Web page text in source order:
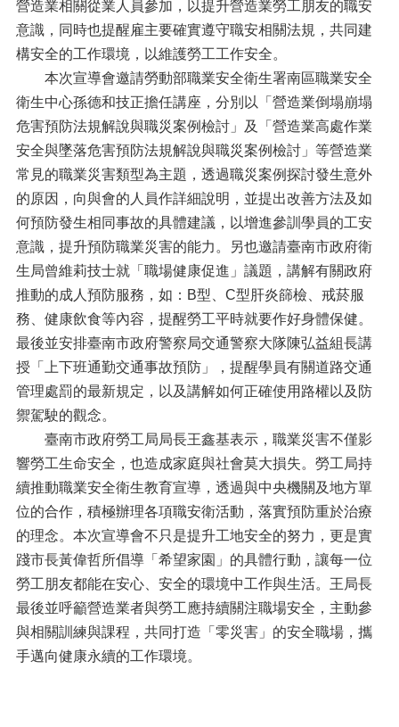
營造業相關從業人員參加，以提升營造業勞工朋友的職安
意識，同時也提醒雇主要確實遵守職安相關法規，共同建
構安全的工作環境，以維護勞工工作安全。
本次宣導會邀請勞動部職業安全衛生署南區職業安全
衛生中心孫德和技正擔任講座，分別以「營造業倒塌崩塌
危害預防法規解說與職災案例檢討」及「營造業高處作業
安全與墜落危害預防法規解說與職災案例檢討」等營造業
常見的職業災害類型為主題，透過職災案例探討發生意外
的原因，向與會的人員作詳細說明，並提出改善方法及如
何預防發生相同事故的具體建議，以增進參訓學員的工安
意識，提升預防職業災害的能力。另也邀請臺南市政府衛
生局曾維莉技士就「職場健康促進」議題，講解有關政府
推動的成人預防服務，如：B型、C型肝炎篩檢、戒菸服
務、健康飲食等內容，提醒勞工平時就要作好身體保健。
最後並安排臺南市政府警察局交通警察大隊陳弘益組長講
授「上下班通勤交通事故預防」，提醒學員有關道路交通
管理處罰的最新規定，以及講解如何正確使用路權以及防
禦駕駛的觀念。
臺南市政府勞工局局長王鑫基表示，職業災害不僅影
響勞工生命安全，也造成家庭與社會莫大損失。勞工局持
續推動職業安全衛生教育宣導，透過與中央機關及地方單
位的合作，積極辦理各項職安衛活動，落實預防重於治療
的理念。本次宣導會不只是提升工地安全的努力，更是實
踐市長黃偉哲所倡導「希望家園」的具體行動，讓每一位
勞工朋友都能在安心、安全的環境中工作與生活。王局長
最後並呼籲營造業者與勞工應持續關注職場安全，主動參
與相關訓練與課程，共同打造「零災害」的安全職場，攜
手邁向健康永續的工作環境。